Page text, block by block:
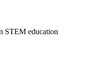
STEM education